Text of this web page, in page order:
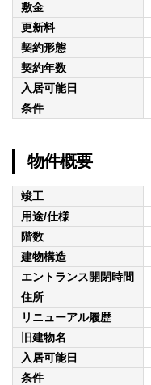
敷金
更新料
契約形態
契約年数
入居可能日
条件
物件概要
竣工
用途/仕様
階数
建物構造
エントランス開閉時間
住所
リニューアル履歴
旧建物名
入居可能日
条件